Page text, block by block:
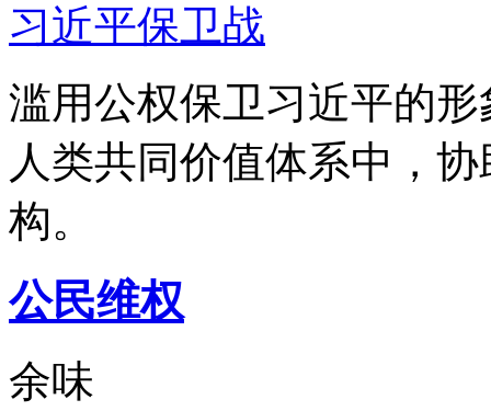
习近平保卫战
滥用公权保卫习近平的
人类共同价值体系中，
构。
公民维权
余味